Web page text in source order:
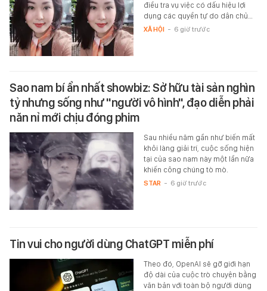
điều tra vụ việc có dấu hiệu lợi
dụng các quyền tự do dân chủ…
XÃ HỘI - 6 giờ trước
Sao nam bí ẩn nhất showbiz: Sở hữu tài sản nghìn
tỷ nhưng sống như "người vô hình", đạo diễn phải
năn nỉ mới chịu đóng phim
Sau nhiều năm gần như biến mất
khỏi làng giải trí, cuộc sống hiện
tại của sao nam này một lần nữa
khiến công chúng tò mò.
STAR - 6 giờ trước
Tin vui cho người dùng ChatGPT miễn phí
Theo đó, OpenAI sẽ gỡ giới hạn
độ dài của cuộc trò chuyện bằng
văn bản với toàn bộ người dùng